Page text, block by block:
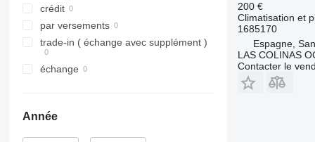
crédit
par versements
trade-in ( échange avec supplément )
échange
Année
200 €
Climatisation et
1685170
Espagne,
LAS COLINAS
Contacter le